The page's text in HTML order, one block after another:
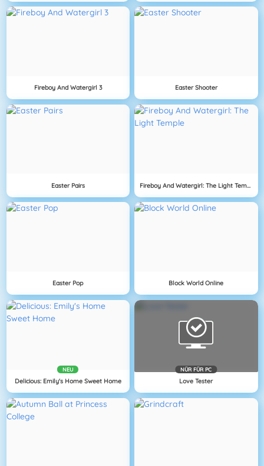
Fireboy And Watergirl 3 Easter Shooter
Easter Pairs Fireboy And Watergirl: The Light Temple
Easter Pop Block World Online
NEU
Delicious: Emily's Home Sweet Home
NÜR FÜR PC
Love Tester